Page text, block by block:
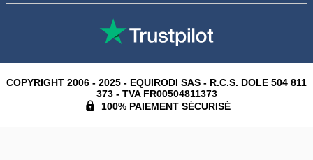
COPYRIGHT 2006 - 2025 - EQUIRODI SAS - R.C.S. DOLE 504 811
373 - TVA FR00504811373
100% PAIEMENT SÉCURISÉ